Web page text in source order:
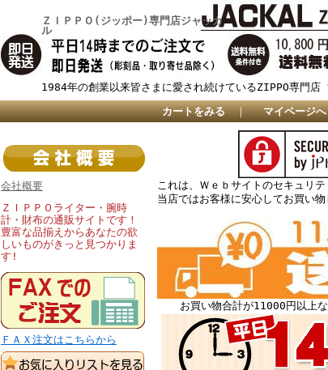
ＺＩＰＰＯ(ジッポー)専門店ジャッカ
ル
1984年の創業以来皆さまに愛され続けているZIPPO専門店
カートをみる ｜ マイページ
会社概要
ＺＩＰＰＯライター・腕時
計・財布の通販サイトです！
豊富な品揃えからあなたの欲
しいものがきっと見つかりま
す!
ＦＡＸ注文はこちらから
これは、Ｗｅｂサイトのセキュリ
当店ではお客様に安心してお買い
お買い物合計が11000円以上